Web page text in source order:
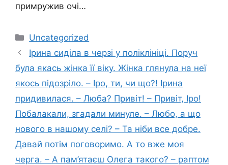
примружив очі…
Категорії
Uncategorized
Ірина сиділа в черзі у поліклініці. Поруч
була якась жінка її віку. Жінка глянула на неї
якось підозріло. – Іро, ти, чи що?! Ірина
придивилася. – Люба? Привіт! – Привіт, Іро!
Побалакали, згадали минуле. – Любо, а що
нового в нашому селі? – Та ніби все добре.
Давай потім поговоримо. А то вже моя
черга. – А пам’ятаєш Олега такого? – раптом